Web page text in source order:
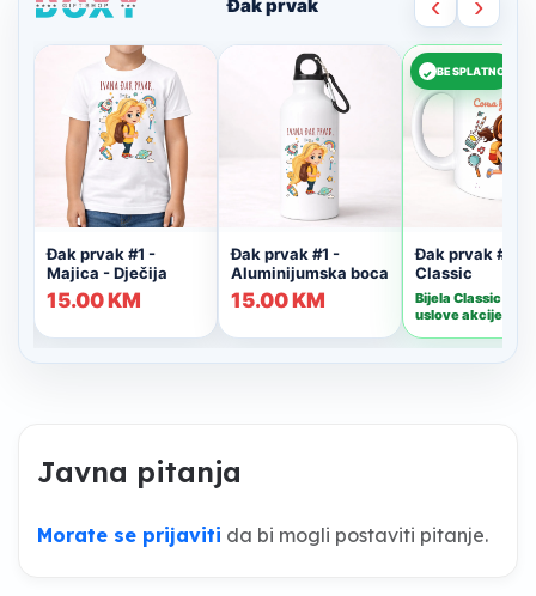
Javna pitanja
Morate se prijaviti da bi mogli postaviti pitanje.